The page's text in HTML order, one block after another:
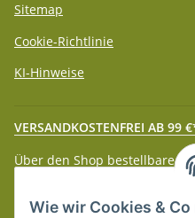
Sitemap
Cookie-Richtlinie
KI-Hinweise
VERSANDKOSTENFREI AB 99
Über den Shop bestellbare
wir innerhalb Deutschland
versandkostenfrei.
Wie wir Cookies &